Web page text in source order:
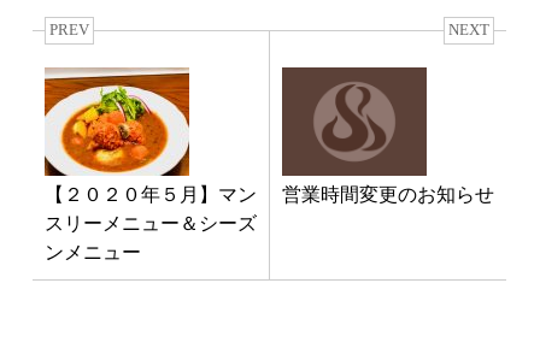
PREV
【２０２０年５月】マン
スリーメニュー＆シーズ
ンメニュー
NEXT
営業時間変更のお知らせ